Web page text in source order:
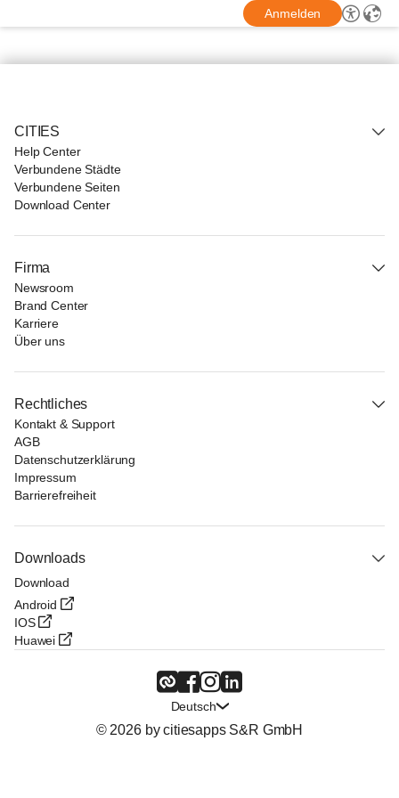
Anmelden
CITIES
Help Center
Verbundene Städte
Verbundene Seiten
Download Center
Firma
Newsroom
Brand Center
Karriere
Über uns
Rechtliches
Kontakt & Support
AGB
Datenschutzerklärung
Impressum
Barrierefreiheit
Downloads
Download
Android
IOS
Huawei
Deutsch
© 2026 by citiesapps S&R GmbH